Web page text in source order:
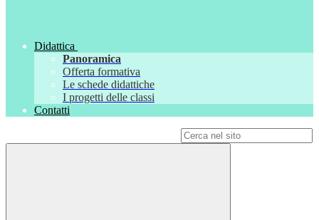
Didattica
Panoramica
Offerta formativa
Le schede didattiche
I progetti delle classi
Contatti